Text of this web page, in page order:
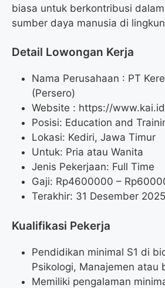
biasa untuk berkontribusi
sumber daya manusia di
Detail Lowongan Kerja
Nama Perusahaan : PT
(Persero)
Website : https://www.kai.id
Posisi: Education and
Lokasi: Kediri, Jawa Timur
Untuk: Pria atau Wanita
Jenis Pekerjaan: Full Time
Gaji: Rp4600000 – Rp
Terakhir: 31 Desember 2025
Kualifikasi Pekerja
Pendidikan minimal S1 di
Psikologi, Manajemen atau
Memiliki pengalaman